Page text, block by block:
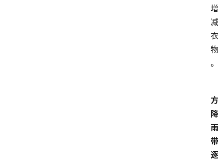
增
减
衣
物
。
方
降
雨
带
逐